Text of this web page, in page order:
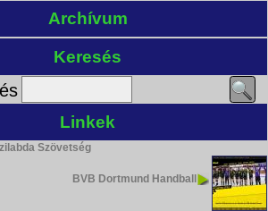
Archívum
Keresés
Linkek
Szövetség
BVB Dortmund Handball